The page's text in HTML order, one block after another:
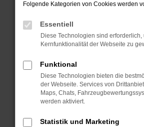
Prüfe deine
können das Laden bestimmter
verhindern. Funktioniert die
Fenster?
Starte dein Gerät neu.
Das kann manchmal helfen,
Probleme zu beheben.
Betriebssystem auf dem
Folgende Kategorien von Cookies werden
Essentiell
Diese Technologien sind erforderlich,
Kernfunktionalität der Webseite zu
Funktional
Diese Technologien bieten die
der Webseite. Services von
Maps, Chats,
werden aktiviert.
Statistik und Marketing